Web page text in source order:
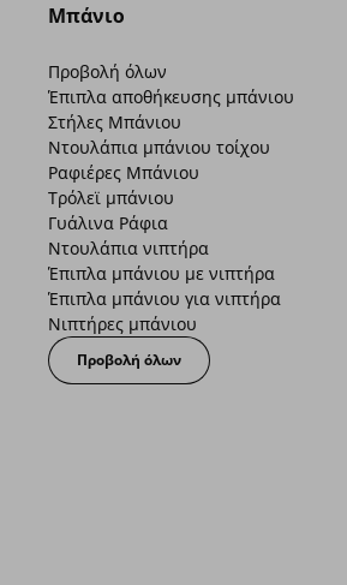
Μπάνιο
Προβολή όλων
Έπιπλα αποθήκευσης μπάνιου
Στήλες Μπάνιου
Ντουλάπια μπάνιου τοίχου
Ραφιέρες Μπάνιου
Τρόλεϊ μπάνιου
Γυάλινα Ράφια
Ντουλάπια νιπτήρα
Έπιπλα μπάνιου με νιπτήρα
Έπιπλα μπάνιου για νιπτήρα
Νιπτήρες μπάνιου
Προβολή όλων